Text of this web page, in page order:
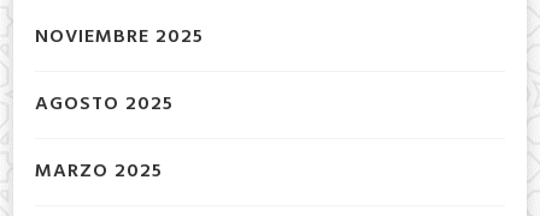
NOVIEMBRE 2025
AGOSTO 2025
MARZO 2025